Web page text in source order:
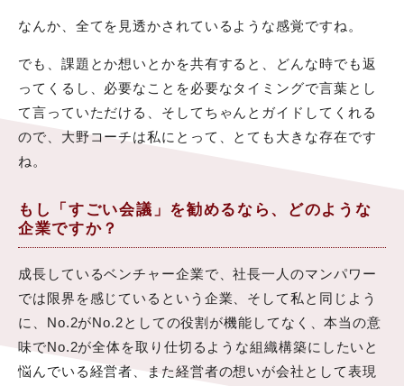
なんか、全てを見透かされているような感覚ですね。
でも、課題とか想いとかを共有すると、どんな時でも返
ってくるし、必要なことを必要なタイミングで言葉とし
て言っていただける、そしてちゃんとガイドしてくれる
ので、大野コーチは私にとって、とても大きな存在です
ね。
もし「すごい会議」を勧めるなら、どのような
企業ですか？
成長しているベンチャー企業で、社長一人のマンパワー
では限界を感じているという企業、そして私と同じよう
に、No.2がNo.2としての役割が機能してなく、本当の意
味でNo.2が全体を取り仕切るような組織構築にしたいと
悩んでいる経営者、また経営者の想いが会社として表現